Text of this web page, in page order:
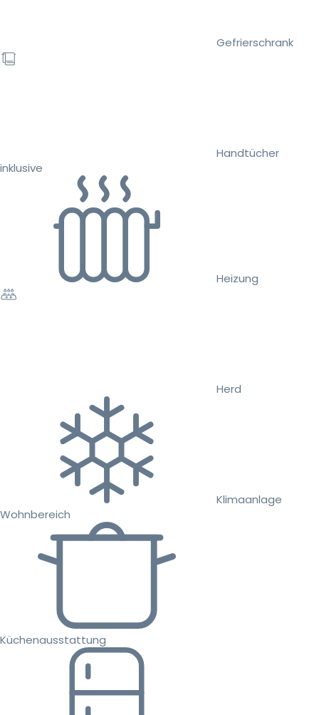
Gefrierschrank
Handtücher
inklusive
Heizung
Herd
Klimaanlage
Wohnbereich
Küchenausstattung